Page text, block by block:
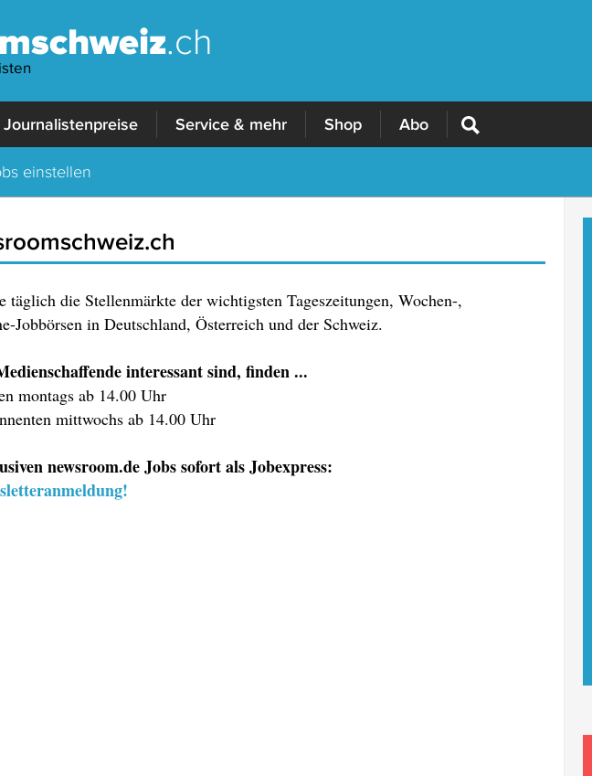
.ch
Journalistenpreise Service & mehr Shop Abo
einstellen
täglich die Stellenmärkte der wichtigsten Tageszeitungen, Wochen-,
Jobbörsen in Deutschland, Österreich und der Schweiz.
interessant sind, finden ...
montags ab 14.00 Uhr
mittwochs ab 14.00 Uhr
newsroom.de Jobs sofort als Jobexpress: